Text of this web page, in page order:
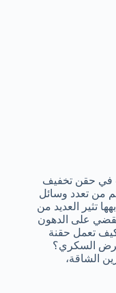
في حقن تخفيف
من تعدد وسائل
تثير العديد من
على الدهون
تعمل حقنة
مرض السكري؟
الشاقة،